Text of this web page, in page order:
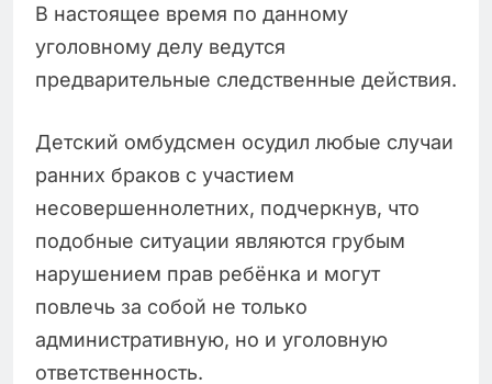
В настоящее время по данному
уголовному делу ведутся
предварительные следственные действия.
Детский омбудсмен осудил любые случаи
ранних браков с участием
несовершеннолетних, подчеркнув, что
подобные ситуации являются грубым
нарушением прав ребёнка и могут
повлечь за собой не только
административную, но и уголовную
ответственность.